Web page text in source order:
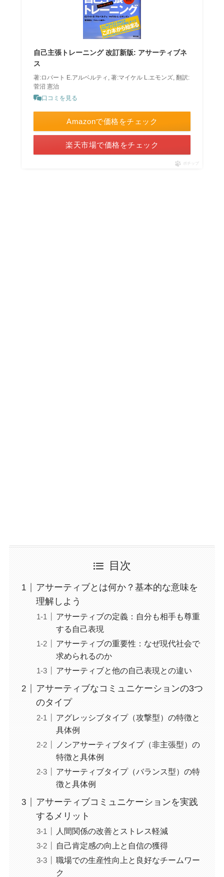
自己主張トレーニング 改訂新版: アサーティブネ
ス
著:ロバート E.アルベルティ, 著:マイケル L.エモンズ, 翻訳:
菅沼 憲治
口コミを見る
Amazonで価格をチェック
楽天市場で価格をチェック
ポチップ
目次
アサーティブとは何か？基本的な意味を
理解しよう
アサーティブの定義：自分も相手も尊重
する自己表現
アサーティブの重要性：なぜ現代社会で
求められるのか
アサーティブと他の自己表現との違い
アサーティブなコミュニケーションの3つ
のタイプ
アグレッシブタイプ（攻撃型）の特徴と
具体例
ノンアサーティブタイプ（非主張型）の
特徴と具体例
アサーティブタイプ（バランス型）の特
徴と具体例
アサーティブコミュニケーションを実践
するメリット
人間関係の改善とストレス軽減
自己肯定感の向上と自信の獲得
職場での生産性向上と良好なチームワー
ク